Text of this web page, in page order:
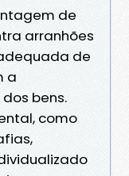
de
arranhões
de
a
bens.
como